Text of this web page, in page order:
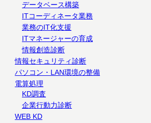
データベース構築
ITコーディネータ業務
業務のIT化支援
ITマネージャーの育成
情報創造診断
情報セキュリティ診断
パソコン・LAN環境の整備
電算処理
KD調査
企業行動力診断
WEB KD